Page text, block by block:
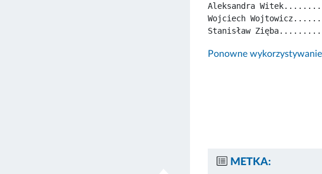
Aleksandra
Wojciech
Stanisław
Ponowne
METKA: